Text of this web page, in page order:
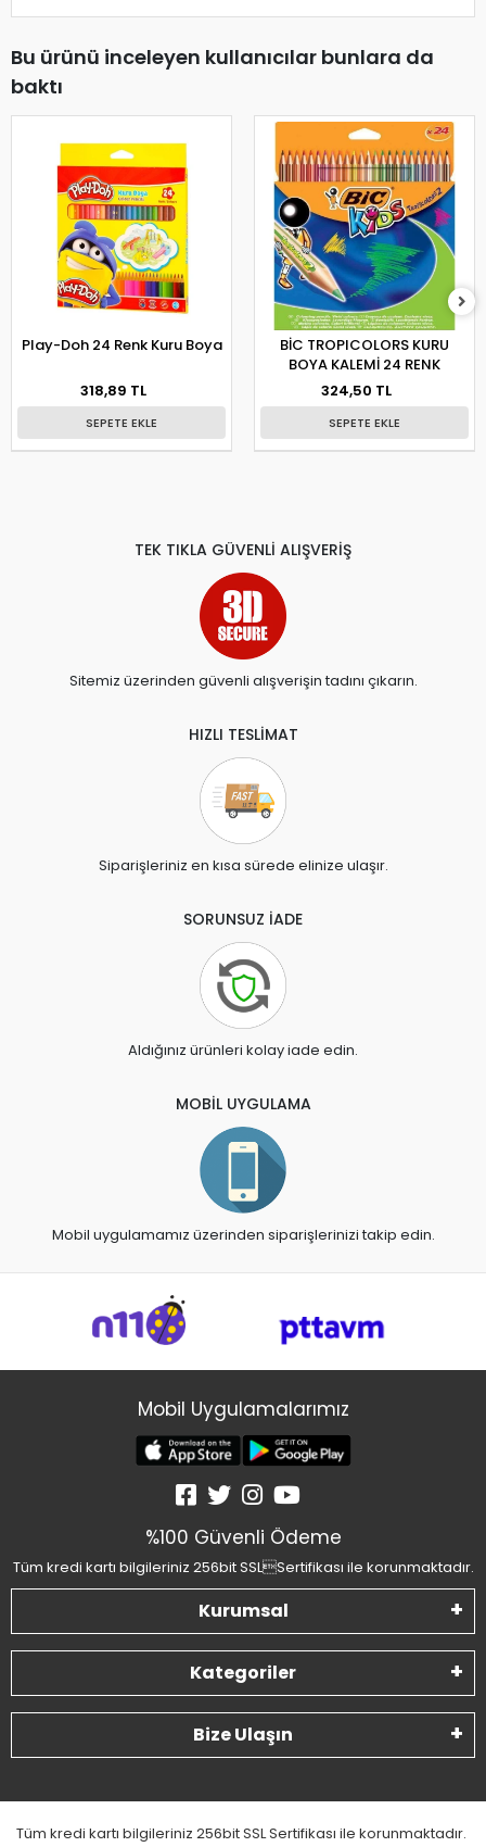
Bu ürünü inceleyen kullanıcılar bunlara da
baktı
Play-Doh 24 Renk Kuru Boya
318,89 TL
SEPETE EKLE
BİC TROPICOLORS KURU
BOYA KALEMİ 24 RENK
324,50 TL
SEPETE EKLE
TEK TIKLA GÜVENLİ ALIŞVERİŞ
Sitemiz üzerinden güvenli alışverişin tadını çıkarın.
HIZLI TESLİMAT
Siparişleriniz en kısa sürede elinize ulaşır.
SORUNSUZ İADE
Aldığınız ürünleri kolay iade edin.
MOBİL UYGULAMA
Mobil uygulamamız üzerinden siparişlerinizi takip edin.
Mobil Uygulamalarımız
%100 Güvenli Ödeme
Tüm kredi kartı bilgileriniz 256bit SSLSertifikası ile korunmaktadır.
Kurumsal
Kategoriler
Bize Ulaşın
Tüm kredi kartı bilgileriniz 256bit SSL Sertifikası ile korunmaktadır.